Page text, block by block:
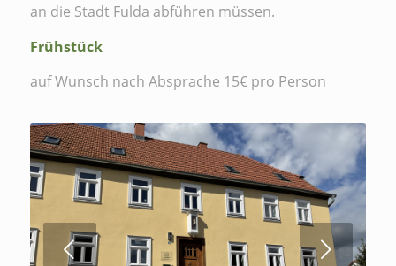
an die Stadt Fulda abführen müssen.
Frühstück
auf Wunsch nach Absprache 15€ pro Person
Weiter